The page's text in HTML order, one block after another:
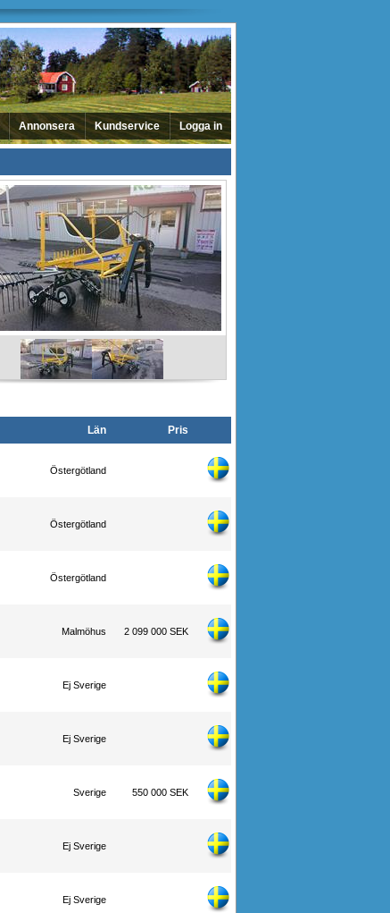
Annonsera Kundservice Logga in
Län Pris
Östergötland
Östergötland
Östergötland
Malmöhus 2 099 000 SEK
Ej Sverige
Ej Sverige
Sverige 550 000 SEK
Ej Sverige
Ej Sverige